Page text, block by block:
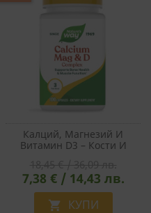
Калций, Магнезий И
Витамин D3 – Кости И
7,38 € / 14,43 лв.
 КУПИ